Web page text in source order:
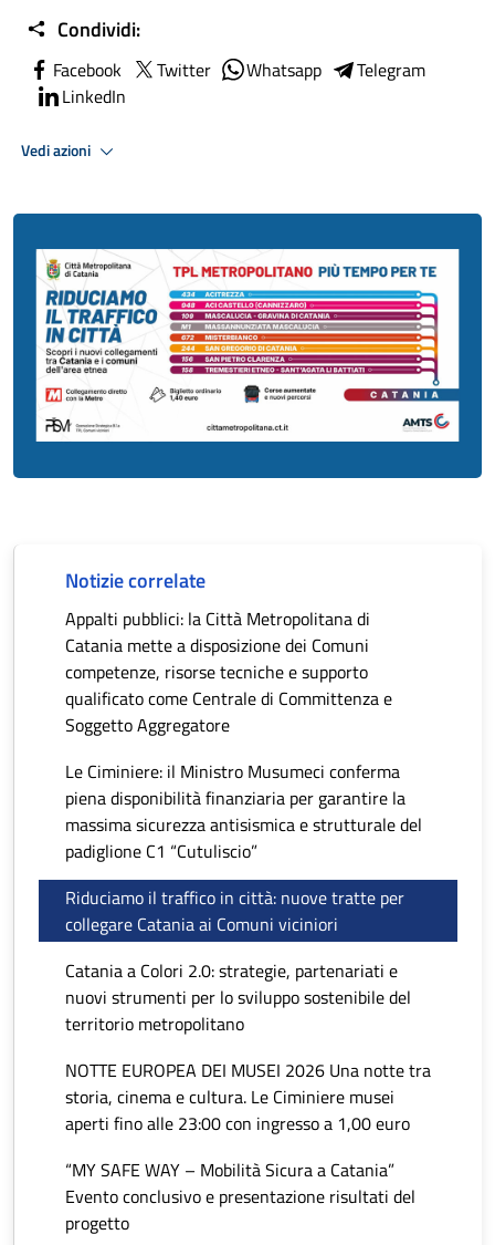
Condividi:
Facebook Twitter Whatsapp
Telegram
LinkedIn
Vedi azioni
Notizie correlate
Appalti pubblici: la Città Metropolitana di
Catania mette a disposizione dei Comuni
competenze, risorse tecniche e supporto
qualificato come Centrale di Committenza e
Soggetto Aggregatore
Le Ciminiere: il Ministro Musumeci conferma
piena disponibilità finanziaria per garantire la
massima sicurezza antisismica e strutturale del
padiglione C1 “Cutuliscio”
Riduciamo il traffico in città: nuove tratte per
collegare Catania ai Comuni viciniori
Catania a Colori 2.0: strategie, partenariati e
nuovi strumenti per lo sviluppo sostenibile del
territorio metropolitano
NOTTE EUROPEA DEI MUSEI 2026 Una notte tra
storia, cinema e cultura. Le Ciminiere musei
aperti fino alle 23:00 con ingresso a 1,00 euro
“MY SAFE WAY – Mobilità Sicura a Catania”
Evento conclusivo e presentazione risultati del
progetto